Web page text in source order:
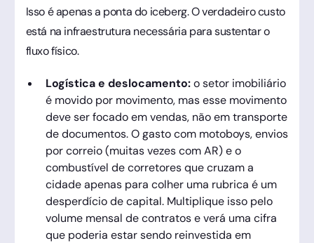
Isso é apenas a ponta do iceberg. O verdadeiro custo
está na infraestrutura necessária para sustentar o
fluxo físico.
Logística e deslocamento:o setor imobiliário
é movido por movimento, mas esse movimento
deve ser focado em vendas, não em transporte
de documentos. O gasto com motoboys, envios
por correio (muitas vezes com AR) e o
combustível de corretores que cruzam a
cidade apenas para colher uma rubrica é um
desperdício de capital. Multiplique isso pelo
volume mensal de contratos e verá uma cifra
que poderia estar sendo reinvestida em